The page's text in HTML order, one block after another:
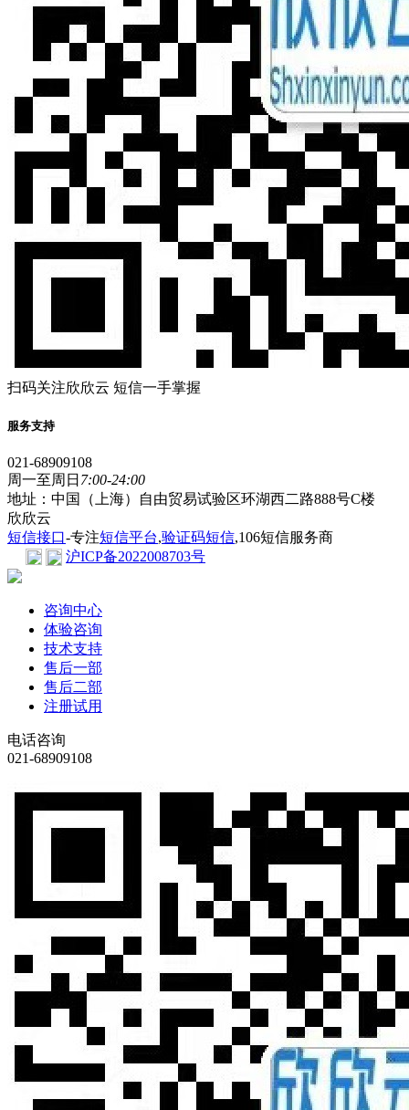
扫码关注欣欣云 短信一手掌握
服务支持
021-68909108
周一至周日 7:00-24:00
地址：中国（上海）自由贸易试验区环湖西二路888号C楼
欣欣云
短信接口-专注短信平台,验证码短信,106短信服务商
沪ICP备2022008703号
咨询中心
体验咨询
技术支持
售后一部
售后二部
注册试用
电话咨询
021-68909108